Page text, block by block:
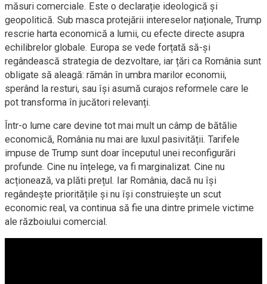
măsuri comerciale. Este o declarație ideologică și
geopolitică. Sub masca protejării intereselor naționale, Trump
rescrie harta economică a lumii, cu efecte directe asupra
echilibrelor globale. Europa se vede forțată să-și
regândească strategia de dezvoltare, iar țări ca România sunt
obligate să aleagă: rămân în umbra marilor economii,
sperând la resturi, sau își asumă curajos reformele care le
pot transforma în jucători relevanți.
Într-o lume care devine tot mai mult un câmp de bătălie
economică, România nu mai are luxul pasivității. Tarifele
impuse de Trump sunt doar începutul unei reconfigurări
profunde. Cine nu înțelege, va fi marginalizat. Cine nu
acționează, va plăti prețul. Iar România, dacă nu își
regândește prioritățile și nu își construiește un scut
economic real, va continua să fie una dintre primele victime
ale războiului comercial.